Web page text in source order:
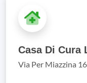
Casa Di Cura
Via Per Miazzina